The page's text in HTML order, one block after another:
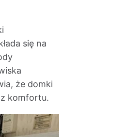
się na
że domki
komfortu.